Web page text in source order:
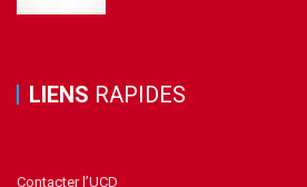
LIENS RAPIDES
Contacter l’UCD